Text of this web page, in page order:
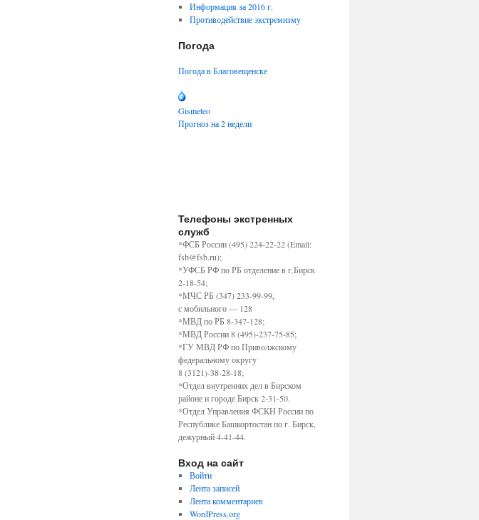
Информация за 2016 г.
Противодействие экстремизму
Погода
Погода в Благовещенске
Gismeteo
Прогноз на 2 недели
Телефоны экстренных
служб
*ФСБ России (495) 224-22-22 (Email:
fsb@fsb.ru);
*УФСБ РФ по РБ отделение в г.Бирск
2-18-54;
*МЧС РБ (347) 233-99-99,
с мобильного — 128
*МВД по РБ 8-347-128;
*МВД России 8 (495)-237-75-85;
*ГУ МВД РФ по Приволжскому
федеральному округу
8 (3121)-38-28-18;
*Отдел внутренних дел в Бирском
районе и городе Бирск 2-31-50.
*Отдел Управления ФСКН России по
Республике Башкортостан по г. Бирск,
дежурный 4-41-44.
Вход на сайт
Войти
Лента записей
Лента комментариев
WordPress.org